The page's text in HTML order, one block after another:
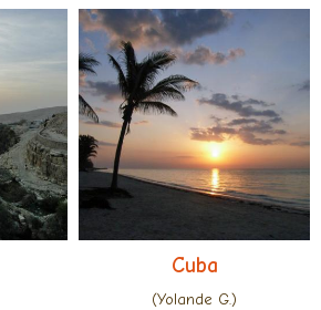
Cuba
(Yolande G.)